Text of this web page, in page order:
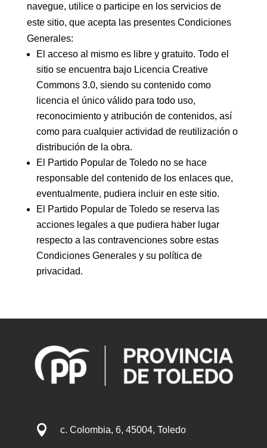
navegue, utilice o participe en los servicios de
este sitio, que acepta las presentes Condiciones
Generales:
El acceso al mismo es libre y gratuito. Todo el
sitio se encuentra bajo Licencia Creative
Commons 3.0, siendo su contenido como
licencia el único válido para todo uso,
reconocimiento y atribución de contenidos, así
como para cualquier actividad de reutilización o
distribución de la obra.
El Partido Popular de Toledo no se hace
responsable del contenido de los enlaces que,
eventualmente, pudiera incluir en este sitio.
El Partido Popular de Toledo se reserva las
acciones legales a que pudiera haber lugar
respecto a las contravenciones sobre estas
Condiciones Generales y su política de
privacidad.
 c. Colombia, 6, 45004, Toledo